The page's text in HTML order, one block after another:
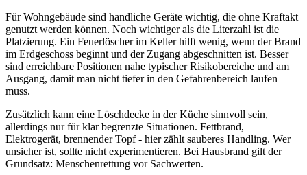
Für Wohngebäude sind handliche Geräte wichtig, die ohne Kraftakt
genutzt werden können. Noch wichtiger als die Literzahl ist die
Platzierung. Ein Feuerlöscher im Keller hilft wenig, wenn der Brand
im Erdgeschoss beginnt und der Zugang abgeschnitten ist. Besser
sind erreichbare Positionen nahe typischer Risikobereiche und am
Ausgang, damit man nicht tiefer in den Gefahrenbereich laufen
muss.
Zusätzlich kann eine Löschdecke in der Küche sinnvoll sein,
allerdings nur für klar begrenzte Situationen. Fettbrand,
Elektrogerät, brennender Topf - hier zählt sauberes Handling. Wer
unsicher ist, sollte nicht experimentieren. Bei Hausbrand gilt der
Grundsatz: Menschenrettung vor Sachwerten.